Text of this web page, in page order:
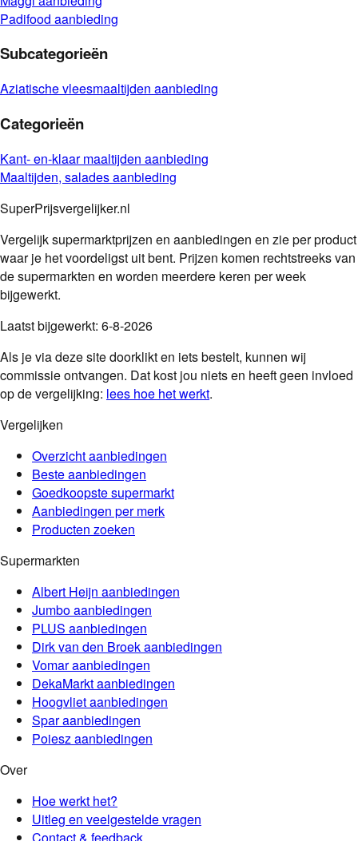
Padifood aanbieding
Subcategorieën
Aziatische vleesmaaltijden aanbieding
Categorieën
Kant- en-klaar maaltijden aanbieding
Maaltijden, saladesaanbieding
SuperPrijsvergelijker.nl
Vergelijk supermarktprijzen en aanbiedingen en zie per product
waar je het voordeligst uit bent. Prijzen komen rechtstreeks van
de supermarkten en worden meerdere keren per week
bijgewerkt.
Laatst bijgewerkt: 6-8-2026
Als je via deze site doorklikt en iets bestelt, kunnen wij
commissie ontvangen. Dat kost jou niets en heeft geen invloed
op de vergelijking: lees hoe het werkt.
Vergelijken
Overzicht aanbiedingen
Beste aanbiedingen
Goedkoopste supermarkt
Aanbiedingen per merk
Producten zoeken
Supermarkten
Albert Heijn aanbiedingen
Jumboaanbiedingen
PLUS aanbiedingen
Dirk van den Broekaanbiedingen
Vomaraanbiedingen
DekaMarktaanbiedingen
Hoogvlietaanbiedingen
Sparaanbiedingen
Poiesz aanbiedingen
Over
Hoe werkt het?
Uitleg en veelgestelde vragen
Contact & feedback